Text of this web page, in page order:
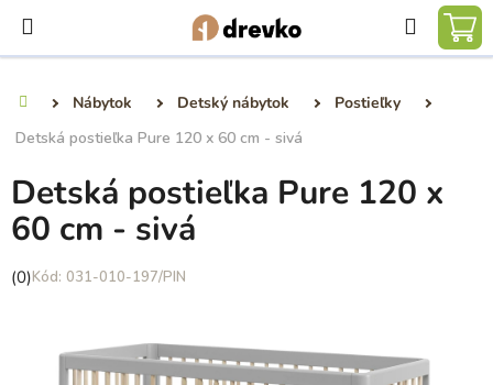
obsah
Hľadať
Nábytok Detský nábytok
Postieľky
Detská postieľka Pure 120 x 60 cm - sivá
Detská postieľka Pure 120 x
60 cm - sivá
Priemerné
(0) 031-010-197/PIN